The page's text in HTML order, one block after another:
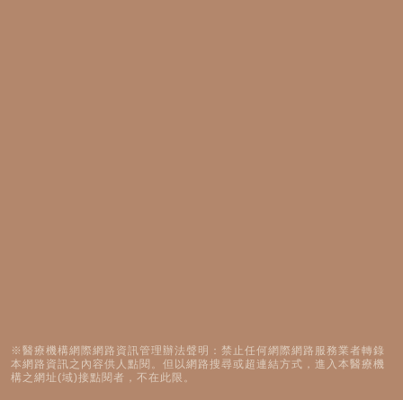
※醫療機構網際網路資訊管理辦法聲明：禁止任何網際網路服務業者轉錄
本網路資訊之內容供人點閱。但以網路搜尋或超連結方式，進入本醫療機
構之網址(域)接點閱者，不在此限。